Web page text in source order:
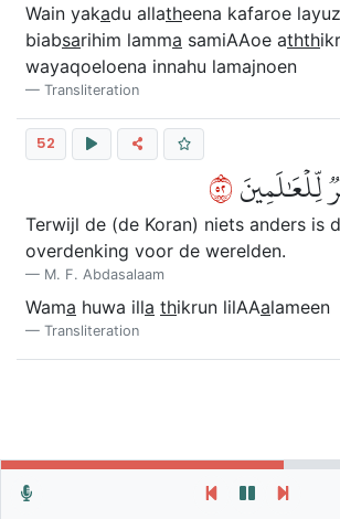
Wain yakadu allatheena kafaroe
biabsarihim lamma samiAAoe athth
wayaqoeloena innahu lamajnoen
Transliteration
52
لِّلۡعَٰلَمِينَ٢٥
Terwijl de (de Koran) niets anders is
overdenking voor de werelden.
M. F. Abdasalaam
Wama huwa illa thikrun lilAAalameen
Transliteration